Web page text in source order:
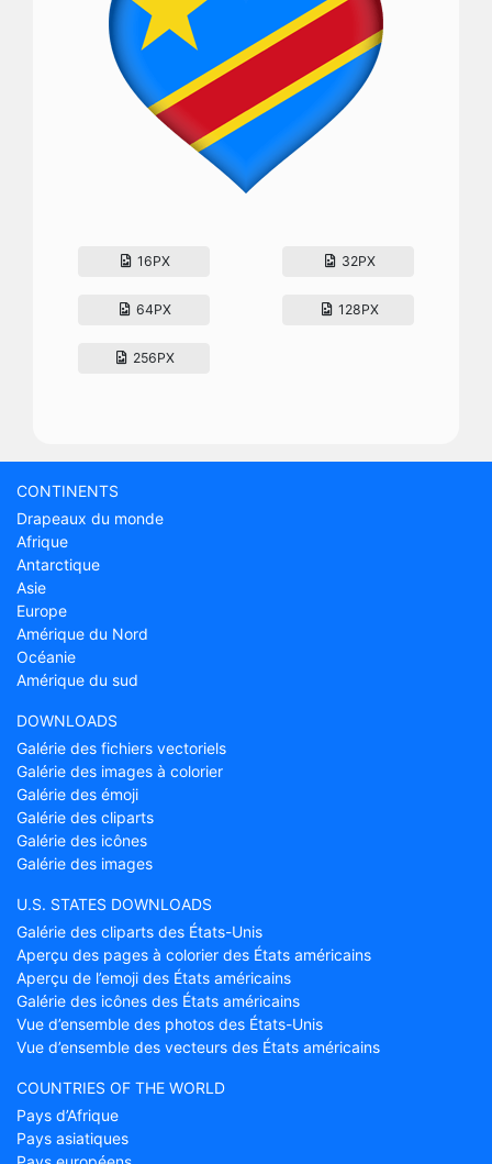
16PX 32PX
64PX 128PX
256PX
CONTINENTS
Drapeaux du monde
Afrique
Antarctique
Asie
Europe
Amérique du Nord
Océanie
Amérique du sud
DOWNLOADS
Galérie des fichiers vectoriels
Galérie des images à colorier
Galérie des émoji
Galérie des cliparts
Galérie des icônes
Galérie des images
U.S. STATES DOWNLOADS
Galérie des cliparts des États-Unis
Aperçu des pages à colorier des États américains
Aperçu de l’emoji des États américains
Galérie des icônes des États américains
Vue d’ensemble des photos des États-Unis
Vue d’ensemble des vecteurs des États américains
COUNTRIES OF THE WORLD
Pays d’Afrique
Pays asiatiques